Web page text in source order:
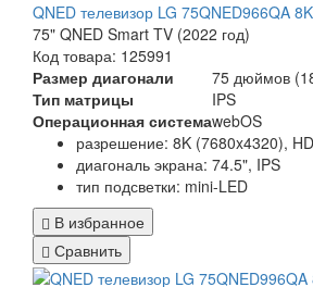
QNED телевизор LG 75QNED966QA
75" QNED Smart TV (2022 год)
Код товара: 125991
Размер диагонали
75 дюймов
Тип матрицы
IPS
Операционная системаwebOS
разрешение: 8K (7680x4320),
диагональ экрана: 74.5", IPS
тип подсветки: mini-LED
В избранное
Сравнить